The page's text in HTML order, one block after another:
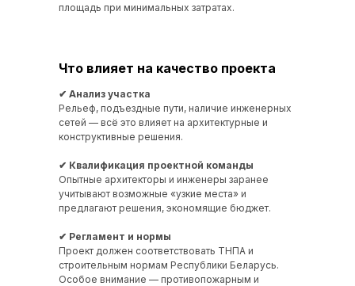
площадь при минимальных затратах.
Что влияет на качество проекта
✔ Анализ участка
Рельеф, подъездные пути, наличие инженерных
сетей — всё это влияет на архитектурные и
конструктивные решения.
✔ Квалификация проектной команды
Опытные архитекторы и инженеры заранее
учитывают возможные «узкие места» и
предлагают решения, экономящие бюджет.
✔ Регламент и нормы
Проект должен соответствовать ТНПА и
строительным нормам Республики Беларусь.
Особое внимание — противопожарным и